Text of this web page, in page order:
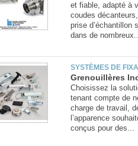
et fiable, adapté à
coudes
prise d’échantillon
dans de
SYSTÈMES DE
Grenouillères
Choisissez la
tenant compte de
charge de travail,
l’apparence
conçus pour des...